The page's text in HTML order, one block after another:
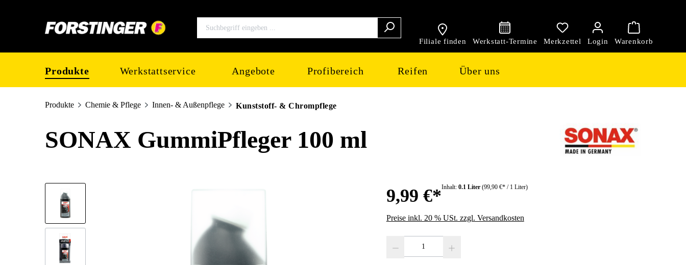
Filiale finden
Produkte Werkstattservice Angebote Profibereich Reifen Über uns
Produkte Chemie & Pflege Innen- & Außenpflege Kunststoff- & Chrompflege
SONAX GummiPfleger 100 ml
9,99 €*Inhalt: 0.1 Liter (99,90 €* / 1 Liter)
Preise inkl. 20 % USt. zzgl. Versandkosten